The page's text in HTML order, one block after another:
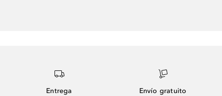
Entrega
Envío gratuito